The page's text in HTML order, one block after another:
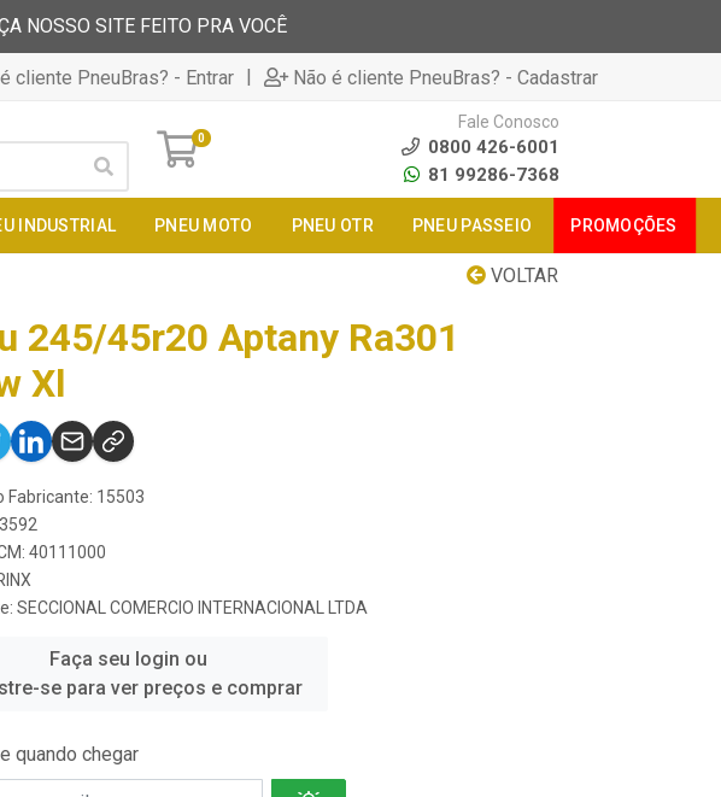
NOSSO SITE FEITO PRA VOCÊ
cliente PneuBras? - Entrar | Não é cliente PneuBras? - Cadastrar
0
Fale Conosco
0800 426-6001
81 99286-7368
INDUSTRIAL PNEU MOTO PNEU OTR PNEU PASSEIO PROMOÇÕES
VOLTAR
245/45r20 Aptany Ra301
Xl
Fabricante: 15503
40111000
SECCIONAL COMERCIO INTERNACIONAL LTDA
Faça seu login ou
se para ver preços e comprar
quando chegar